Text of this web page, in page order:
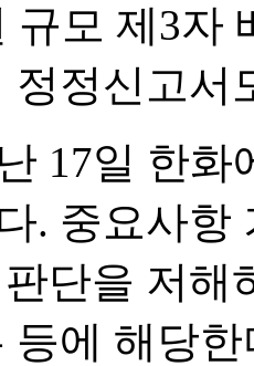
규모 제3자
정정신고서
17일 한
. 중요사항
단을 저해
등에 해당